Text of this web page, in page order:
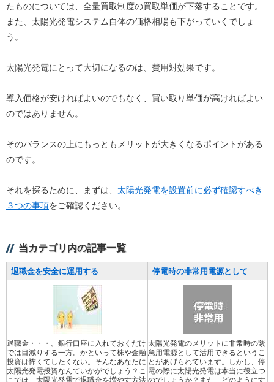
たものについては、全量買取制度の買取単価が下落することです。
また、太陽光発電システム自体の価格相場も下がっていくでしょ
う。
太陽光発電にとって大切になるのは、費用対効果です。
導入価格が安ければよいのでもなく、買い取り単価が高ければよい
のではありません。
そのバランスの上にもっともメリットが大きくなるポイントがある
のです。
それを探るために、まずは、 太陽光発電を設置前に必ず確認すべき
３つの事項をご確認ください。
当カテゴリ内の記事一覧
退職金を安全に運用する
退職金・・・。銀行口座に入れておくだけ
では目減りする一方。かといって株や金融
投資は怖くてしたくない。そんなあなたに
太陽光発電投資なんていかがでしょう？こ
停電時の非常用電源として
太陽光発電のメリットに非常時の緊
急用電源として活用できるというこ
とがあげられています。しかし、停
電の際に太陽光発電は本当に役立つ